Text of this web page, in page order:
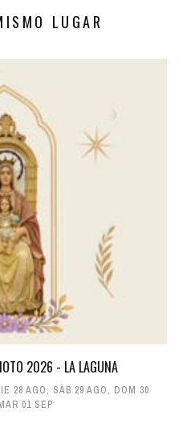
LUGAR
2026 - LA LAGUNA
28 AGO, SÁB 29 AGO, DOM 30
01 SEP